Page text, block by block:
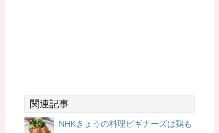
関連記事
NHKきょうの料理ビギナーズは鶏も